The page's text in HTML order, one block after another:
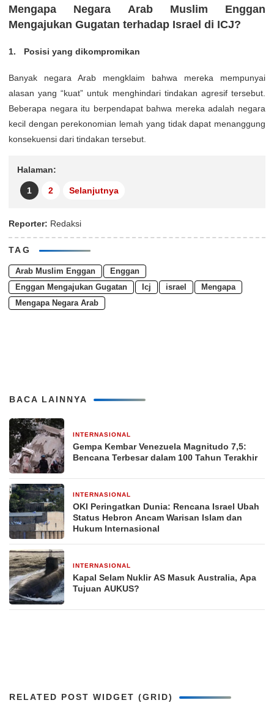
Mengapa Negara Arab Muslim Enggan
Mengajukan Gugatan terhadap Israel di ICJ?
Posisi yang dikompromikan
Banyak negara Arab mengklaim bahwa mereka mempunyai
alasan yang “kuat” untuk menghindari tindakan agresif tersebut.
Beberapa negara itu berpendapat bahwa mereka adalah negara
kecil dengan perekonomian lemah yang tidak dapat menanggung
konsekuensi dari tindakan tersebut.
Halaman:
1 2 Selanjutnya
Reporter: Redaksi
TAG
Arab Muslim Enggan
Enggan
Enggan Mengajukan Gugatan
Icj israel
Mengapa
Mengapa Negara Arab
BACA LAINNYA
INTERNASIONAL
Gempa Kembar Venezuela Magnitudo 7,5:
Bencana Terbesar dalam 100 Tahun Terakhir
INTERNASIONAL
OKI Peringatkan Dunia: Rencana Israel Ubah
Status Hebron Ancam Warisan Islam dan
Hukum Internasional
INTERNASIONAL
Kapal Selam Nuklir AS Masuk Australia, Apa
Tujuan AUKUS?
RELATED POST WIDGET (GRID)